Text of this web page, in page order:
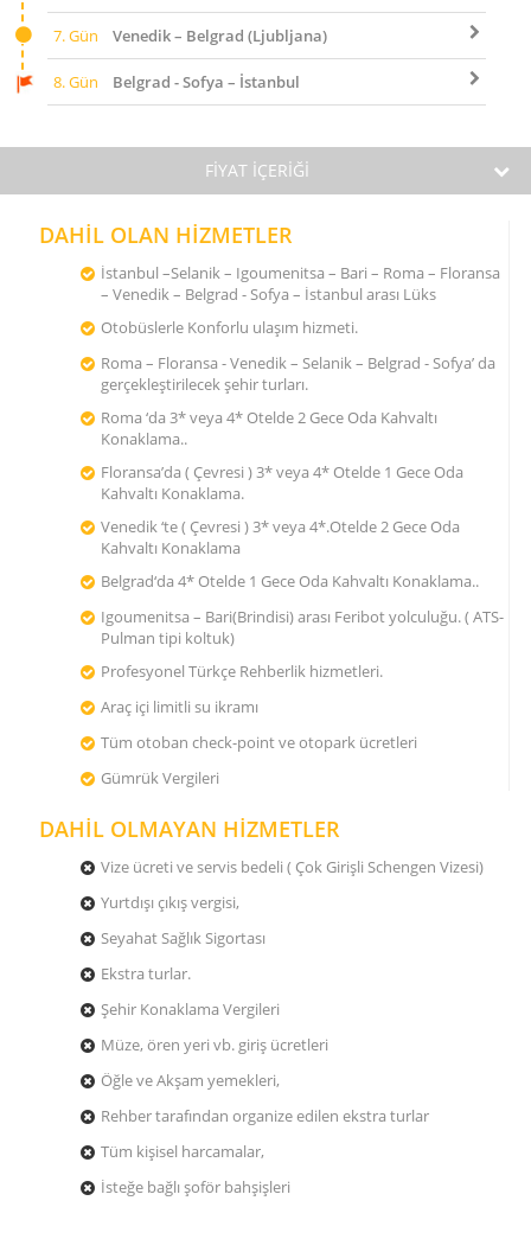
7. Gün Venedik – Belgrad (Ljubljana)
8. Gün Belgrad - Sofya – İstanbul
FİYAT İÇERİĞİ
DAHİL OLAN HİZMETLER
İstanbul –Selanik – Igoumenitsa – Bari – Roma – Floransa
– Venedik – Belgrad - Sofya – İstanbul arası Lüks
Otobüslerle Konforlu ulaşım hizmeti.
Roma – Floransa - Venedik – Selanik – Belgrad - Sofya’ da
gerçekleştirilecek şehir turları.
Roma ‘da 3* veya 4* Otelde 2 Gece Oda Kahvaltı
Konaklama..
Floransa’da ( Çevresi ) 3* veya 4* Otelde 1 Gece Oda
Kahvaltı Konaklama.
Venedik ‘te ( Çevresi ) 3* veya 4*.Otelde 2 Gece Oda
Kahvaltı Konaklama
Belgrad‘da 4* Otelde 1 Gece Oda Kahvaltı Konaklama..
Igoumenitsa – Bari(Brindisi) arası Feribot yolculuğu. ( ATS-
Pulman tipi koltuk)
Profesyonel Türkçe Rehberlik hizmetleri.
Araç içi limitli su ikramı
Tüm otoban check-point ve otopark ücretleri
Gümrük Vergileri
DAHİL OLMAYAN HİZMETLER
Vize ücreti ve servis bedeli ( Çok Girişli Schengen Vizesi)
Yurtdışı çıkış vergisi,
Seyahat Sağlık Sigortası
Ekstra turlar.
Şehir Konaklama Vergileri
Müze, ören yeri vb. giriş ücretleri
Öğle ve Akşam yemekleri,
Rehber tarafından organize edilen ekstra turlar
Tüm kişisel harcamalar,
İsteğe bağlı şoför bahşişleri